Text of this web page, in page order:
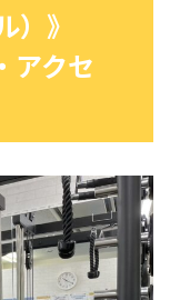
）》
アクセ